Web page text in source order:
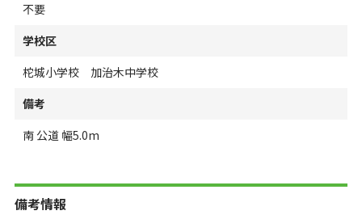
不要
学校区
柁城小学校 加治木中学校
備考
南 公道 幅5.0m
備考情報